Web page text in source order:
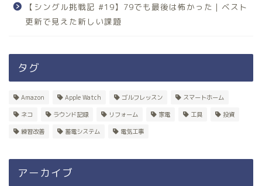
【シングル挑戦記 #19】79でも最後は怖かった｜ベスト
更新で見えた新しい課題
タグ
Amazon Apple Watch ゴルフレッスン スマートホーム
ネコ ラウンド記録 リフォーム 家電 工具 投資
練習改善 蓄電システム 電気工事
アーカイブ